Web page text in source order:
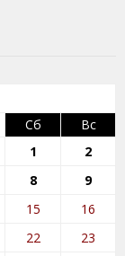
Сб
Вс
1
2
8
9
15
16
22
23